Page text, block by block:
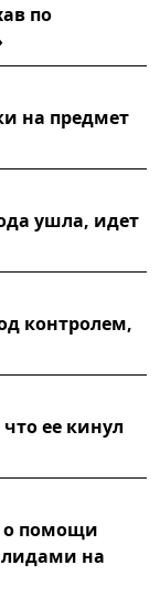
по
на предмет
ушла, идет
контролем,
ее кинул
о помощи
на